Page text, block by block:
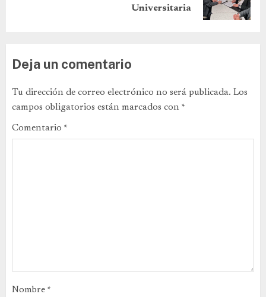
Universitaria
Deja un comentario
Tu dirección de correo electrónico no será publicada. Los
campos obligatorios están marcados con *
Comentario *
Nombre *